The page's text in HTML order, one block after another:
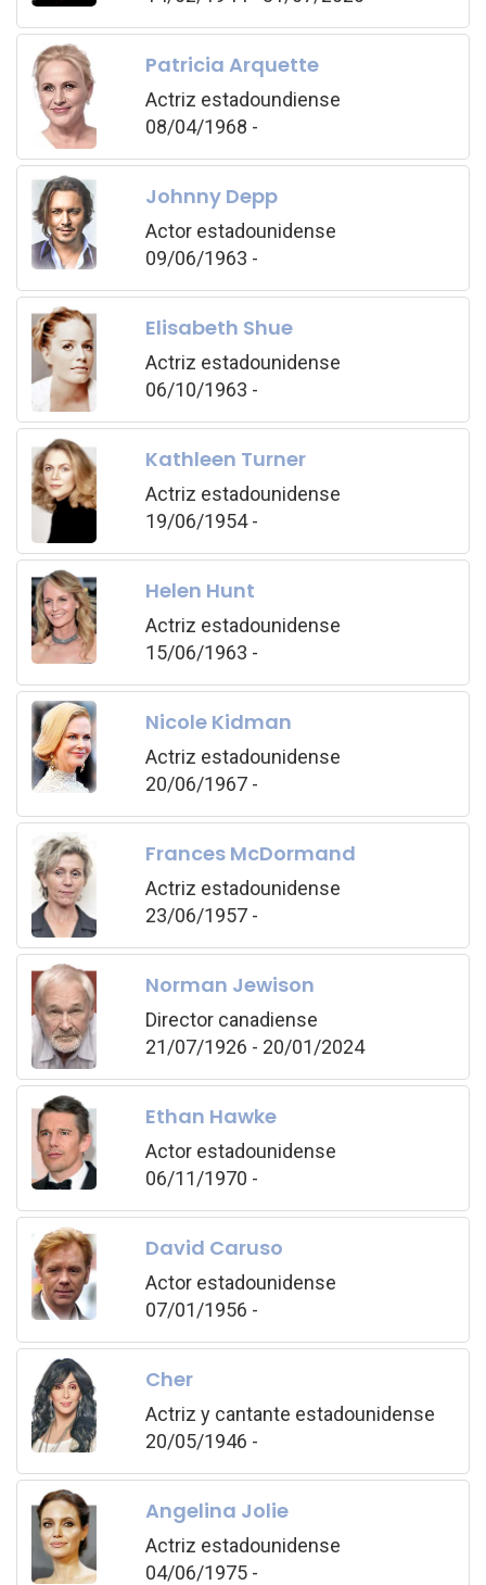
Patricia Arquette
Actriz estadoundiense
08/04/1968 -
Johnny Depp
Actor estadounidense
09/06/1963 -
Elisabeth Shue
Actriz estadounidense
06/10/1963 -
Kathleen Turner
Actriz estadounidense
19/06/1954 -
Helen Hunt
Actriz estadounidense
15/06/1963 -
Nicole Kidman
Actriz estadounidense
20/06/1967 -
Frances McDormand
Actriz estadounidense
23/06/1957 -
Norman Jewison
Director canadiense
21/07/1926 - 20/01/2024
Ethan Hawke
Actor estadounidense
06/11/1970 -
David Caruso
Actor estadounidense
07/01/1956 -
Cher
Actriz y cantante estadounidense
20/05/1946 -
Angelina Jolie
Actriz estadounidense
04/06/1975 -